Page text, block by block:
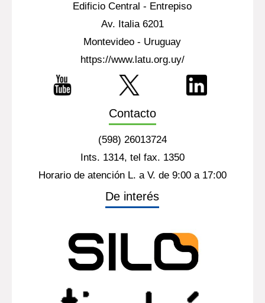
Edificio Central - Entrepiso
Av. Italia 6201
Montevideo - Uruguay
https://www.latu.org.uy/
Contacto
(598) 26013724
Ints. 1314, tel fax. 1350
Horario de atención L. a V. de 9:00 a 17:00
De interés